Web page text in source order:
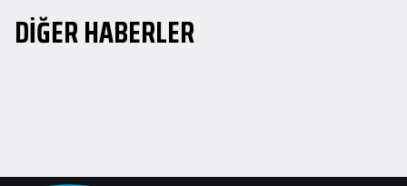
DİĞER HABERLER
antrenmanlarını gerçekleştirdi.